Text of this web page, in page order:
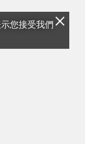
您接受我們